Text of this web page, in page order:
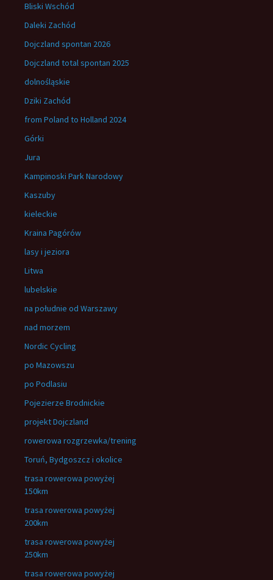
Bliski Wschód
Daleki Zachód
Dojczland spontan 2026
Dojczland total spontan 2025
dolnośląskie
Dziki Zachód
from Poland to Holland 2024
Górki
Jura
Kampinoski Park Narodowy
Kaszuby
kieleckie
Kraina Pagórów
lasy i jeziora
Litwa
lubelskie
na południe od Warszawy
nad morzem
Nordic Cycling
po Mazowszu
po Podlasiu
Pojezierze Brodnickie
projekt Dojczland
rowerowa rozgrzewka/trening
Toruń, Bydgoszcz i okolice
trasa rowerowa powyżej
150km
trasa rowerowa powyżej
200km
trasa rowerowa powyżej
250km
trasa rowerowa powyżej